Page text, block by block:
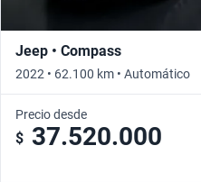
Jeep • Compass
2022 • 62.100 km • Automático
Precio desde
$ 37.520.000